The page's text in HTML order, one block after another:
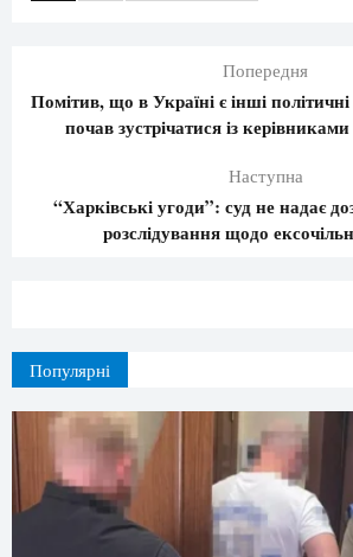
Попередня
Помітив, що в Україні є інші
почав зустрічатися із
Наступна
“Харківські угоди”: суд не надає
розслідування щодо
Популярні